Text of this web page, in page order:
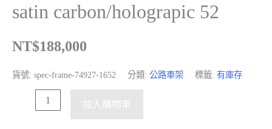
satin carbon/holograpic 52
NT$188,000
貨號: spec-frame-74927-1652 分類: 公路車架 標籤: 有庫存
加入購物車